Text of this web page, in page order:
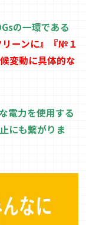
の一環である
ーンに』『№１
変動に具体的な
電力を使用する
にも繋がりま